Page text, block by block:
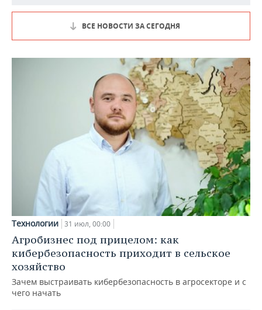
ВСЕ НОВОСТИ ЗА СЕГОДНЯ
Технологии 31 июл, 00:00
Агробизнес под прицелом: как
кибербезопасность приходит в сельское
хозяйство
Зачем выстраивать кибербезопасность в агросекторе и с
чего начать